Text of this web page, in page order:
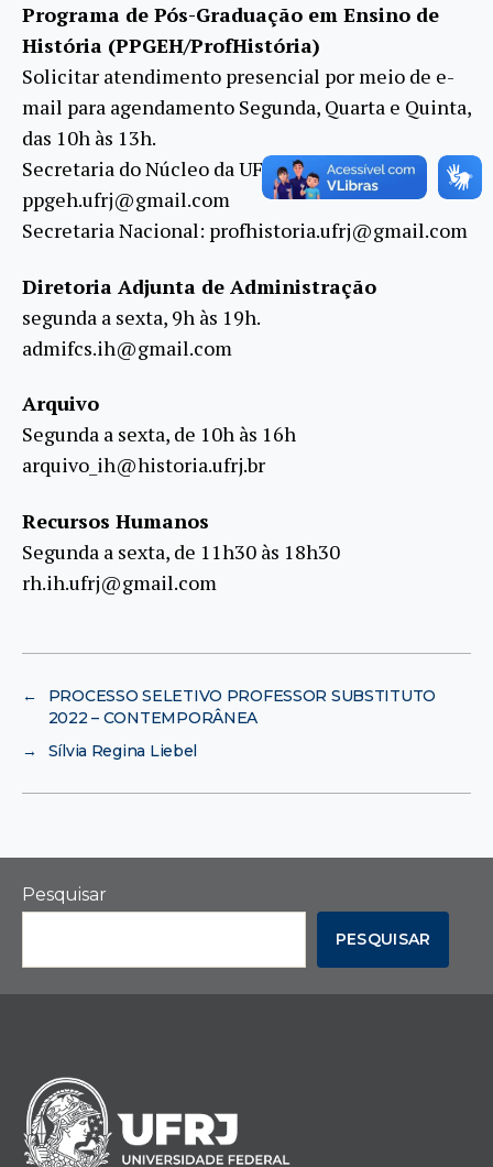
Programa de Pós-Graduação em Ensino de
História (PPGEH/ProfHistória)
Solicitar atendimento presencial por meio de e-
mail para agendamento Segunda, Quarta e Quinta,
das 10h às 13h.
Secretaria do Núcleo da UFRJ:
ppgeh.ufrj@gmail.com
Secretaria Nacional: profhistoria.ufrj@gmail.com
Diretoria Adjunta de Administração
segunda a sexta, 9h às 19h.
admifcs.ih@gmail.com
Arquivo
Segunda a sexta, de 10h às 16h
arquivo_ih@historia.ufrj.br
Recursos Humanos
Segunda a sexta, de 11h30 às 18h30
rh.ih.ufrj@gmail.com
←
PROCESSO SELETIVO PROFESSOR SUBSTITUTO
2022 – CONTEMPORÂNEA
→
Sílvia Regina Liebel
Pesquisar
PESQUISAR